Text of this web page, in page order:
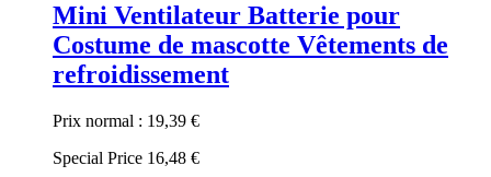
Mini Ventilateur Batterie pour
Costume de mascotte Vêtements de
refroidissement
Prix normal : 19,39 €
Special Price 16,48 €